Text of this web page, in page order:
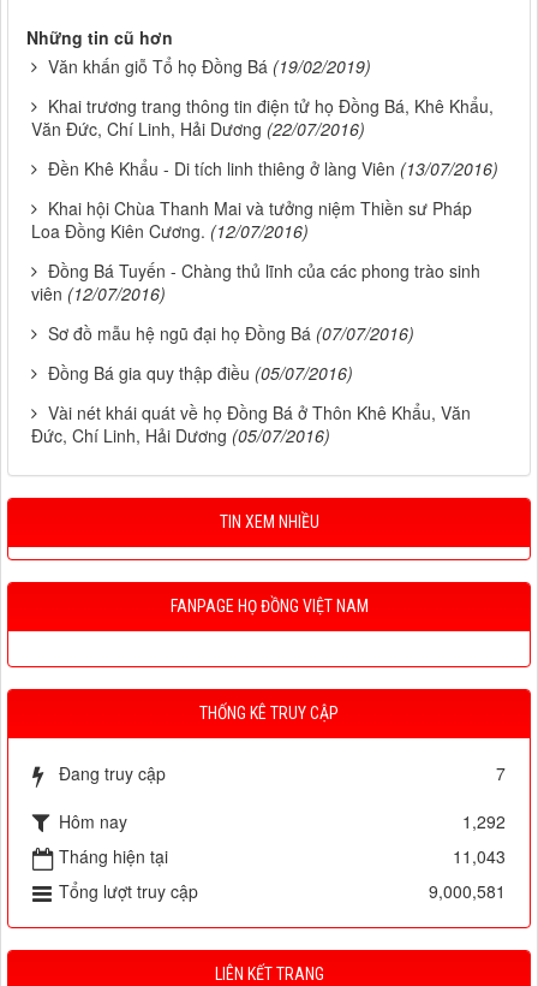
Những tin cũ hơn
Văn khấn giỗ Tổ họ Đồng Bá (19/02/2019)
Khai trương trang thông tin điện tử họ Đồng Bá, Khê Khẩu,
Văn Đức, Chí Linh, Hải Dương (22/07/2016)
Đền Khê Khẩu - Di tích linh thiêng ở làng Viên (13/07/2016)
Khai hội Chùa Thanh Mai và tưởng niệm Thiền sư Pháp
Loa Đồng Kiên Cương. (12/07/2016)
Đồng Bá Tuyến - Chàng thủ lĩnh của các phong trào sinh
viên (12/07/2016)
Sơ đồ mẫu hệ ngũ đại họ Đồng Bá (07/07/2016)
Đồng Bá gia quy thập điều (05/07/2016)
Vài nét khái quát về họ Đồng Bá ở Thôn Khê Khẩu, Văn
Đức, Chí Linh, Hải Dương (05/07/2016)
TIN XEM NHIỀU
FANPAGE HỌ ĐỒNG VIỆT NAM
THỐNG KÊ TRUY CẬP
Đang truy cập
7
Hôm nay
1,292
Tháng hiện tại
11,043
Tổng lượt truy cập
9,000,581
LIÊN KẾT TRANG